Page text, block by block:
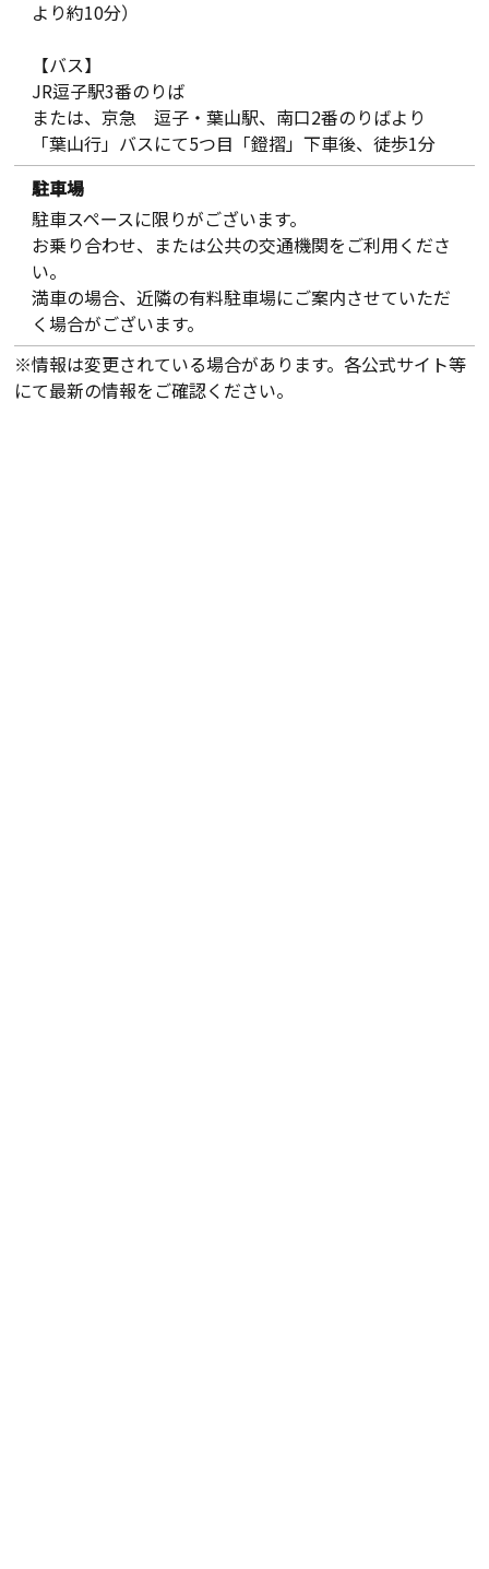
より約10分）
【バス】
JR逗子駅3番のりば
または、京急 逗子・葉山駅、南口2番のりばより
「葉山行」バスにて5つ目「鐙摺」下車後、徒歩1分
駐車場
駐車スペースに限りがございます。
お乗り合わせ、または公共の交通機関をご利用くださ
い。
満車の場合、近隣の有料駐車場にご案内させていただ
く場合がございます。
※情報は変更されている場合があります。各公式サイト等
にて最新の情報をご確認ください。